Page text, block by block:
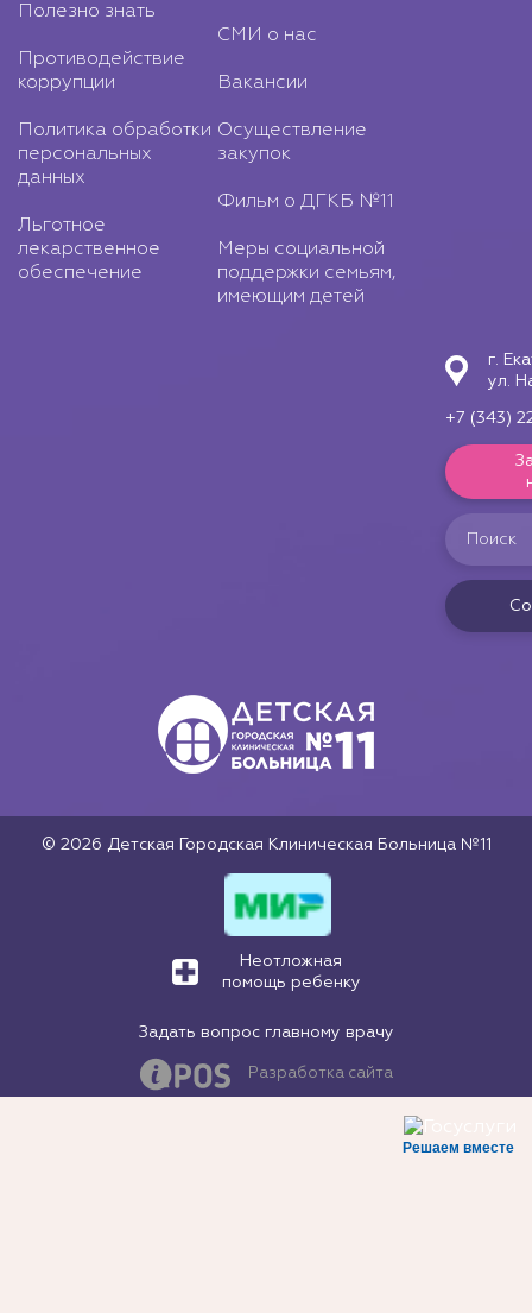
Полезно знать
Противодействие
коррупции
Политика обработки
персональных
данных
Льготное
лекарственное
обеспечение
СМИ о нас
Вакансии
Осуществление
закупок
Фильм о ДГКБ №11
Меры социальной
поддержки семьям,
имеющим детей
г.
ул.
+7 (343)
© 2026 Детская Городская Клиническая Больница №11
Неотложная
помощь ребенку
Задать вопрос главному врачу
Разработка сайта
Решаем вместе